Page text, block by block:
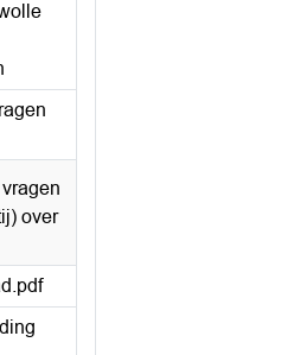
over